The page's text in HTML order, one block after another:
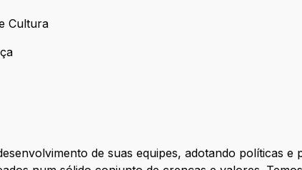
e Cultura
Cultura
de suas equipes, adotando políticas